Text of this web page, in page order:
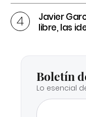
Javier
libre, las
Boletín
Lo esencial